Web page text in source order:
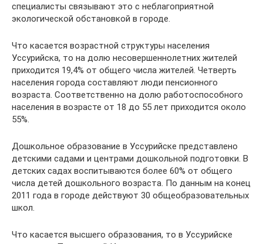
специалисты связывают это с неблагоприятной
экологической обстановкой в городе.
Что касается возрастной структуры населения
Уссурийска, то на долю несовершеннолетних жителей
приходится 19,4% от общего числа жителей. Четверть
населения города составляют люди пенсионного
возраста. Соответственно на долю работоспособного
населения в возрасте от 18 до 55 лет приходится около
55%.
Дошкольное образование в Уссурийске представлено
детскими садами и центрами дошкольной подготовки. В
детских садах воспитываются более 60% от общего
числа детей дошкольного возраста. По данным на конец
2011 года в городе действуют 30 общеобразовательных
школ.
Что касается высшего образования, то в Уссурийске